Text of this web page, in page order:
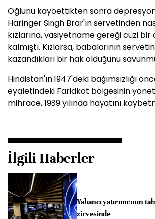
Oğlunu kaybettikten sonra
Haringer Singh Brar'ın servetinden
kızlarına, vasiyetname gereği cüzi bir
kalmıştı. Kızlarsa, babalarının
kazandıkları bir hak olduğunu
Hindistan'ın 1947'deki bağımsızlığı
eyaletindeki Faridkot bölgesinin
mihrace, 1989 yılında hayatını
İlgili Haberler
Yabancı yatırımcının
zirvesinde